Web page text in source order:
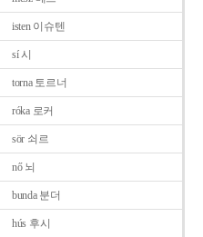
isten 이슈텐
sí 시
torna 토르너
róka 로커
sör 쇠르
nő 뇌
bunda 분더
hús 후시